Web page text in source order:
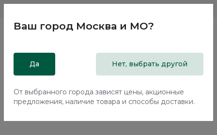
Главная
Кровати
Кровать с подъемным механизмом Элеганте / Elegante
Ваш город Москва и МО?
Да Нет, выбрать другой
От выбранного города зависят цены, акционные
предложения, наличие товара и способы доставки.